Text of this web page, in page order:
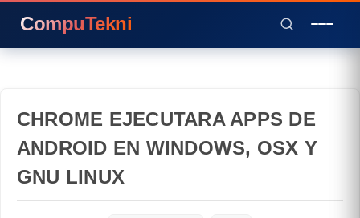
CompuTekni
CHROME EJECUTARA APPS DE
ANDROID EN WINDOWS, OSX Y
GNU LINUX